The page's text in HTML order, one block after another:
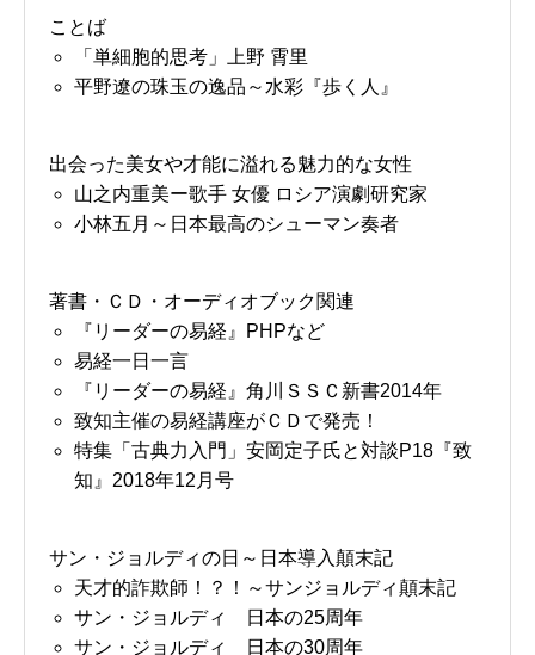
ことば
「単細胞的思考」上野 霄里
平野遼の珠玉の逸品～水彩『歩く人』
出会った美女や才能に溢れる魅力的な女性
山之内重美ー歌手 女優 ロシア演劇研究家
小林五月～日本最高のシューマン奏者
著書・ＣＤ・オーディオブック関連
『リーダーの易経』PHPなど
易経一日一言
『リーダーの易経』角川ＳＳＣ新書2014年
致知主催の易経講座がＣＤで発売！
特集「古典力入門」安岡定子氏と対談P18『致
知』2018年12月号
サン・ジョルディの日～日本導入顛末記
天才的詐欺師！？！～サンジョルディ顛末記
サン・ジョルディ 日本の25周年
サン・ジョルディ 日本の30周年